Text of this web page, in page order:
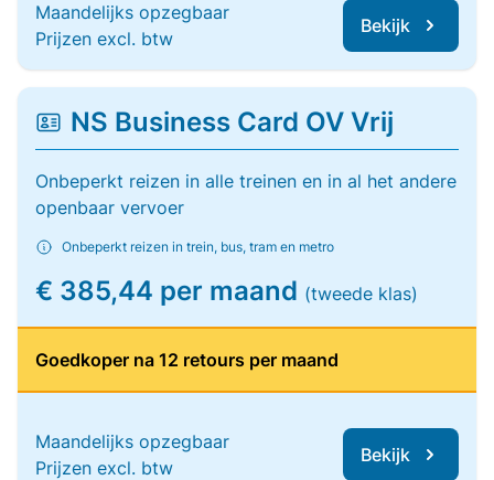
Maandelijks opzegbaar
Prijzen excl. btw
Bekijk
NS Business Card OV Vrij
Onbeperkt reizen in alle treinen en in al het andere
openbaar vervoer
Onbeperkt reizen in trein, bus, tram en metro
€ 385,44 per maand (tweede klas)
Goedkoper na 12 retours per maand
Maandelijks opzegbaar
Prijzen excl. btw
Bekijk